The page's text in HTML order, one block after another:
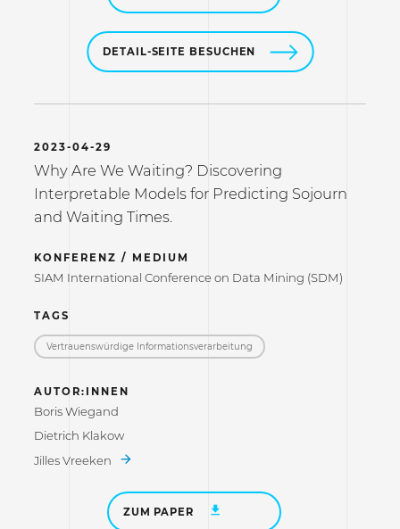
DETAIL-SEITE BESUCHEN
2023-04-29
Why Are We Waiting? Discovering
Interpretable Models for Predicting Sojourn
and Waiting Times.
KONFERENZ / MEDIUM
SIAM International Conference on Data Mining (SDM)
TAGS
Vertrauenswürdige Informations­verarbeitung
AUTOR:INNEN
Boris Wiegand
Dietrich Klakow
Jilles Vreeken
ZUM PAPER